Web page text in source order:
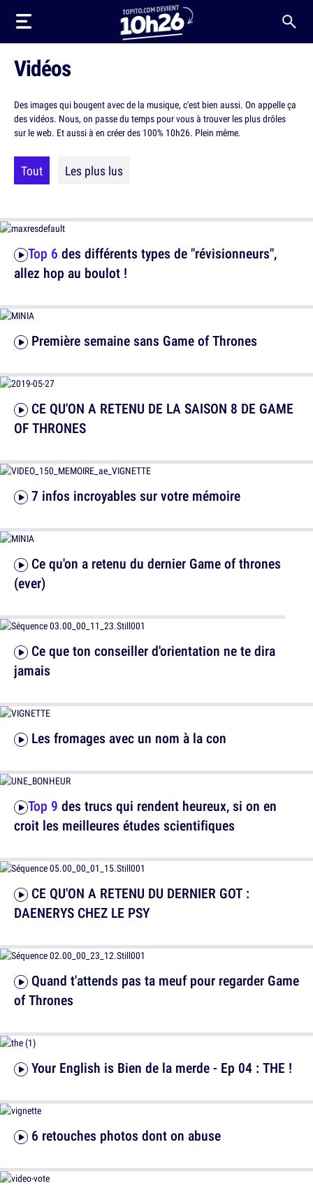
Vidéos
Des images qui bougent avec de la musique, c'est bien aussi. On appelle ça
des vidéos. Nous, on passe du temps pour vous à trouver les plus drôles
sur le web. Et aussi à en créer des 100% 10h26. Plein même.
Tout Les plus lus
Top 6 des différents types de "révisionneurs",
allez hop au boulot !
7 infos incroyables sur votre mémoire
(ever)
Les fromages avec un nom à la con
DAENERYS CHEZ LE PSY
Your English is Bien de la merde - Ep 04 : THE !
Première semaine sans Game of Thrones
OF THRONES
jamais
Top 9 des trucs qui rendent heureux, si on en
croit les meilleures études scientifiques
of Thrones
6 retouches photos dont on abuse